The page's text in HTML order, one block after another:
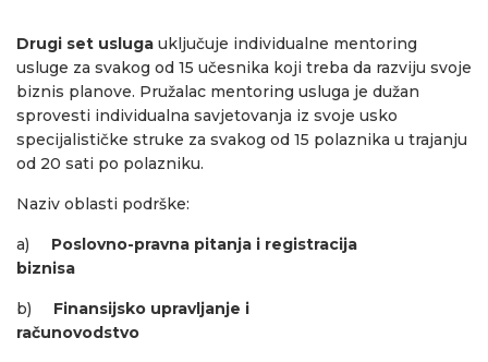
Drugi set usluga uključuje individualne mentoring
usluge za svakog od 15 učesnika koji treba da razviju svoje
biznis planove. Pružalac mentoring usluga je dužan
sprovesti individualna savjetovanja iz svoje usko
specijalističke struke za svakog od 15 polaznika u trajanju
od 20 sati po polazniku.
Naziv oblasti podrške:
a) Poslovno-pravna pitanja i registracija
b) Finansijsko upravljanje i